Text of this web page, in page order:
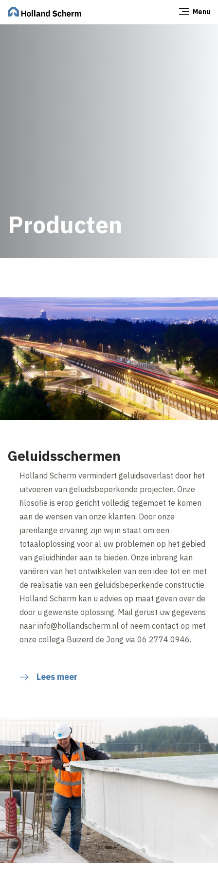
Menu
Producten
Geluidsschermen
Holland Scherm vermindert geluidsoverlast door het
uitvoeren van geluidsbeperkende projecten. Onze
filosofie is erop gericht volledig tegemoet te komen
aan de wensen van onze klanten. Door onze
jarenlange ervaring zijn wij in staat om een
totaaloplossing voor al uw problemen op het gebied
van geluidhinder aan te bieden. Onze inbreng kan
variëren van het ontwikkelen van een idee tot en met
de realisatie van een geluidsbeperkende constructie.
Holland Scherm kan u advies op maat geven over de
door u gewenste oplossing. Mail gerust uw gegevens
naar info@hollandscherm.nl of neem contact op met
onze collega Buizerd de Jong via 06 2774 0946.
Lees meer
Sluiten